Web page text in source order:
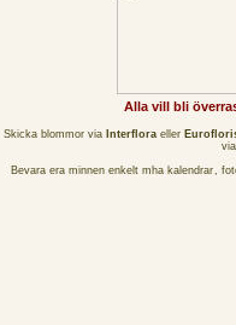
Alla vill bli
Skicka blommor via Interflora eller
Bevara era minnen enkelt mha kalendrar,